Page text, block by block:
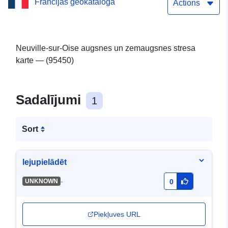
vienkārša lejupielādes
DDT95 — Neuville-sur-
Oise CSSS
Actions
Neuville-sur-Oise augsnes un zemaugsnes stresa
karte — (95450)
Sadalījumi 1
Sort
lejupielādēt
UNKNOWN - 0
Piekļuves URL